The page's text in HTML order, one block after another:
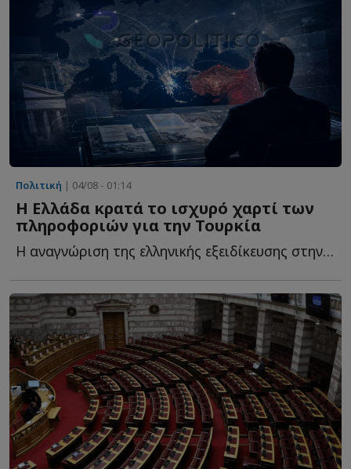
Πολιτική | 04/08 - 01:14
Η Ελλάδα κρατά το ισχυρό χαρτί των
πληροφοριών για την Τουρκία
Η αναγνώριση της ελληνικής εξειδίκευσης στην Τουρκία δ...